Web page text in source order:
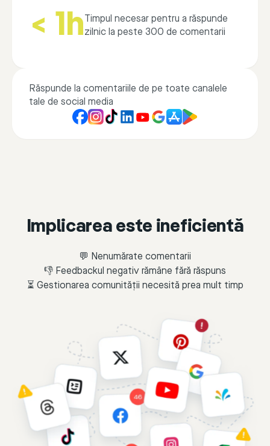
< 1hTimpul necesar pentru a răspunde
zilnic la peste 300 de comentarii
Răspunde la comentariile de pe toate canalele
tale de social media
Implicarea este ineficientă
💬 Nenumărate comentarii
👎 Feedbackul negativ rămâne fără răspuns
⏳ Gestionarea comunității necesită prea mult timp